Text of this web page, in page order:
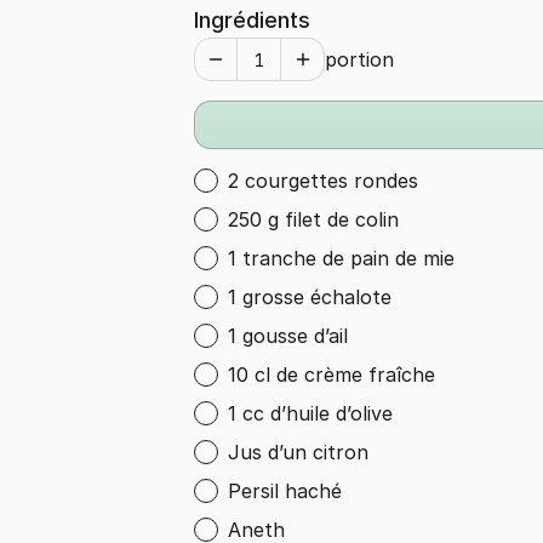
Ingrédients
portion
2 courgettes rondes
250 g filet de colin
1 tranche de pain de mie
1 grosse échalote
1 gousse d’ail
10 cl de crème fraîche
1 cc d’huile d’olive
Jus d’un citron
Persil haché
Aneth